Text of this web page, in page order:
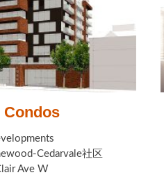
Condos
Cedarvale社区
Ave W